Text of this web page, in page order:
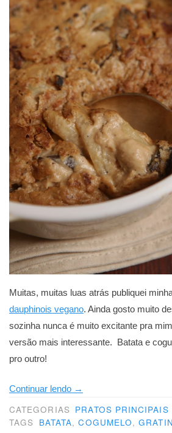
Muitas, muitas luas atrás publiquei
dauphinois vegano. Ainda gosto muito
sozinha nunca é muito excitante pra
versão mais interessante. Batata e
pro outro!
Continuar lendo “Gratin
de
batata
→
CATEGORIAS PRATOS PRINCIPAIS
TAGS BATATA,COGUMELO,GRATIN